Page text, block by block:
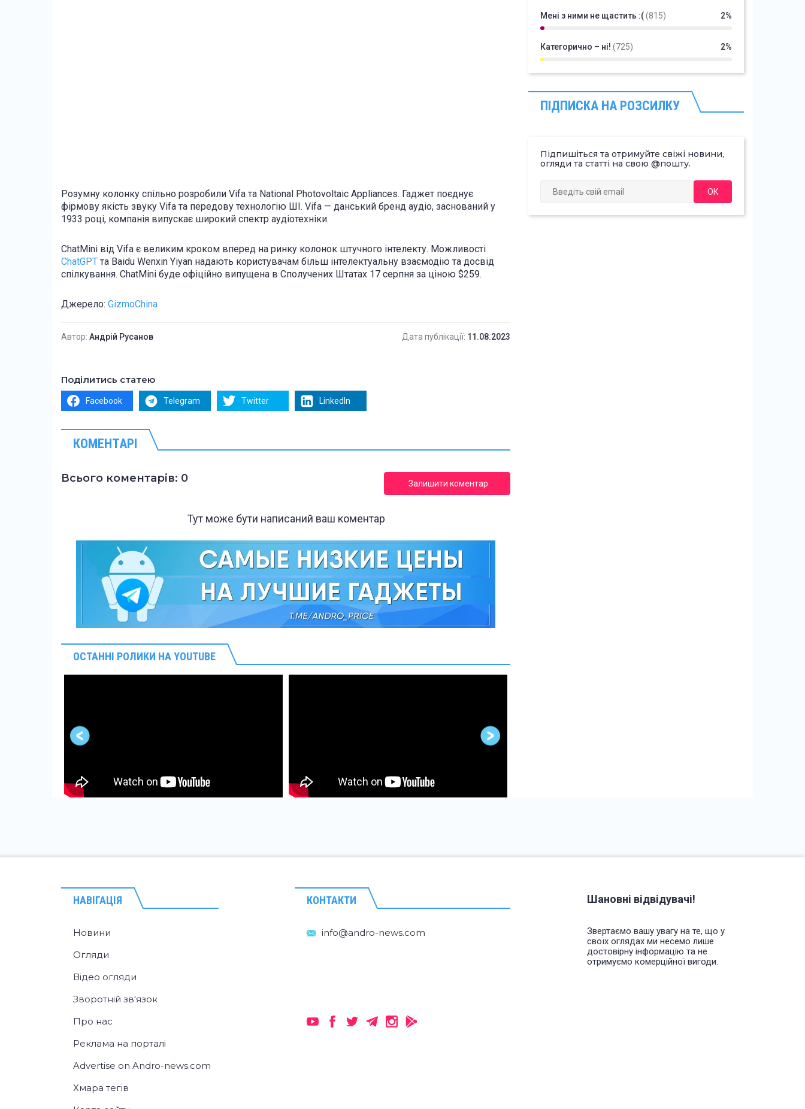
Розумну колонку спільно розробили Vifa та National Photovoltaic Appliances. Гаджет поєднує
фірмову якість звуку Vifa та передову технологію ШІ. Vifa — данський бренд аудіо, заснований у
1933 році, компанія випускає широкий спектр аудіотехніки.
ChatMini від Vifa є великим кроком вперед на ринку колонок штучного інтелекту. Можливості
ChatGPT та Baidu Wenxin Yiyan надають користувачам більш інтелектуальну взаємодію та досвід
спілкування. ChatMini буде офіційно випущена в Сполучених Штатах 17 серпня за ціною $259.
Джерело: GizmoChina
Автор: Андрій Русанов Дата публікації: 11.08.2023
Поділитись статею
Facebook Telegram Twitter LinkedIn
КОМЕНТАРІ
Всього коментарів: 0 Залишити коментар
Тут може бути написаний ваш коментар
ОСТАННІ РОЛИКИ НА YOUTUBE
Мені з ними не щастить :((815) 2%
Категорично – ні! (725) 2%
ПІДПИСКА НА РОЗСИЛКУ
Підпишіться та отримуйте свіжі новини,
огляди та статті на свою @пошту.
ОК
НАВІГАЦІЯ
Новини
Огляди
Відео огляди
Зворотній зв'язок
Про нас
Реклама на порталі
Advertise on Andro-news.com
Хмара тегів
КОНТАКТИ Шановні відвідувачі!
Звертаємо вашу увагу на те, що у
своїх оглядах ми несемо лише
достовірну інформацію та не
отримуємо комерційної вигоди.